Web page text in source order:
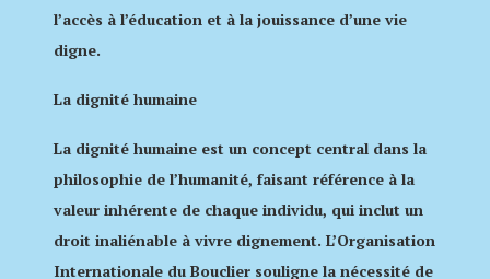
l’accès à l’éducation et à la jouissance d’une vie
digne.
La dignité humaine
La dignité humaine est un concept central dans la
philosophie de l’humanité, faisant référence à la
valeur inhérente de chaque individu, qui inclut un
droit inaliénable à vivre dignement. L’Organisation
Internationale du Bouclier souligne la nécessité de